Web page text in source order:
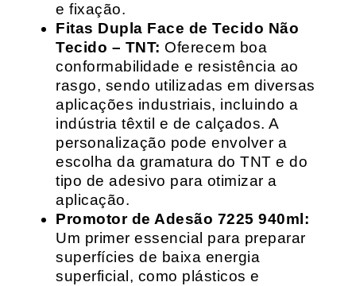
e fixação.
Fitas Dupla Face de Tecido Não
Tecido – TNT: Oferecem boa
conformabilidade e resistência ao
rasgo, sendo utilizadas em diversas
aplicações industriais, incluindo a
indústria têxtil e de calçados. A
personalização pode envolver a
escolha da gramatura do TNT e do
tipo de adesivo para otimizar a
aplicação.
Promotor de Adesão 7225 940ml:
Um primer essencial para preparar
superfícies de baixa energia
superficial, como plásticos e